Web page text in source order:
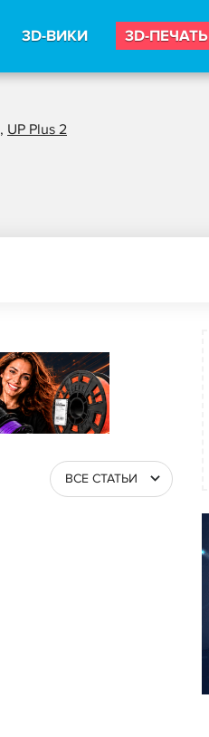
3D-ВИКИ 3D-ПЕЧАТЬ
, UP Plus 2
ВСЕ СТАТЬИ